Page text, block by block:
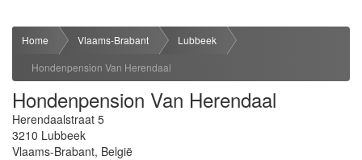
Home Vlaams-Brabant
Lubbeek
Hondenpension Van Herendaal
Hondenpension Van Herendaal
Herendaalstraat 5
3210 Lubbeek
Vlaams-Brabant, België